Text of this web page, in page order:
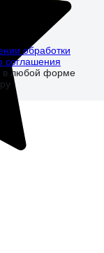
обработки
соглашения
в любой форме